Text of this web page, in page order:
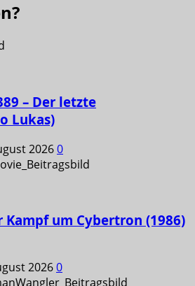
– Der letzte
Lukas)
20260
Kampf um Cybertron (1986)
20260